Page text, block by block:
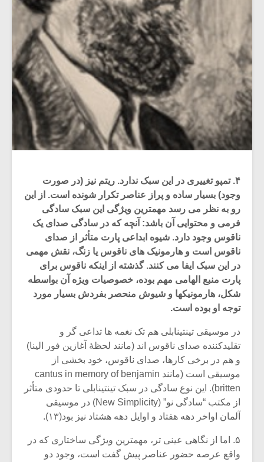
۴. تمپو تغییری در این سبک ندارد. ریتم نیز (در صورت
وجود) بسیار ساده و پراز عناصر تکرار شونده است. از این
رو به نظر می رسد مهمترین ویژگی این سبک سادگی
فرمی و محتوایی آن باشد: آنچه که در سادگی صدای یک
ناقوس وجود دارد. شیوه ابداعی پارت متأثر از صدای
ناقوس است و هارمونیک های ناقوس یا زنگ، نقش مهمی
در این سبک ایفا می کنند. گذشته از اینکه ناقوس برای
پارت منبع الهامی مهم بوده، خصوصیات ویژه آن بواسطه
شکل، هارمونیکها و شیوش منحصر بفردش بسیار مورد
توجه او بوده است.
در موسیقی تینتینابلی هم تک نغمه ها تداعی گر و
تقلیدکننده صدای ناقوس اند (مانند لحظۀ آغازین فور الینا)
و هم در برخی کارها، صدای ناقوس، خود بخشی از
موسیقی است (مانند cantus in memory of benjamin
britten). این نوع سادگی در سبک تینتینابلی تا حدودی متأثر
از مکتب “سادگی نو” (New Simplicity) در موسیقی
آلمان اواخر دهه هفتاد و اوایل دهه هشتاد نیز بود(۱۳).
۵. اما از نگاهی عینی تر، مهمترین ویژگی ساختاری که در
واقع عرصه حضور عناصر پیش گفت است، وجود دو
میکلوش روژا